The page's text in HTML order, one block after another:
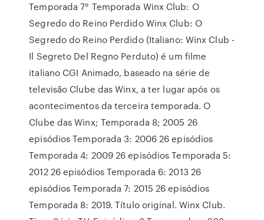
Temporada 7° Temporada Winx Club: O
Segredo do Reino Perdido Winx Club: O
Segredo do Reino Perdido (Italiano: Winx Club -
Il Segreto Del Regno Perduto) é um filme
italiano CGI Animado, baseado na série de
televisão Clube das Winx, a ter lugar após os
acontecimentos da terceira temporada. O
Clube das Winx; Temporada 8; 2005 26
episódios Temporada 3: 2006 26 episódios
Temporada 4: 2009 26 episódios Temporada 5:
2012 26 episódios Temporada 6: 2013 26
episódios Temporada 7: 2015 26 episódios
Temporada 8: 2019. Título original. Winx Club.